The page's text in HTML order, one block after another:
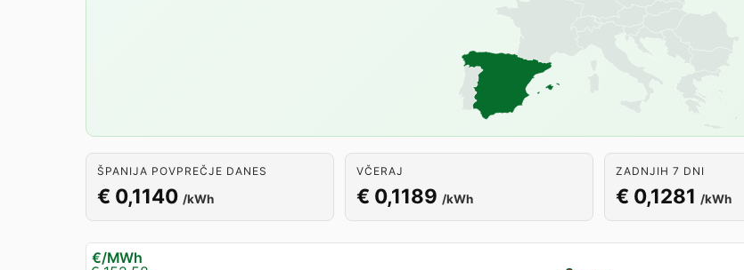
ŠPANIJA POVPREČJE DANES
€ 0,1140 /kWh
VČERAJ
€ 0,1189 /kWh
ZADNJIH 7 DNI
€ 0,1281 /kWh
€/MWh